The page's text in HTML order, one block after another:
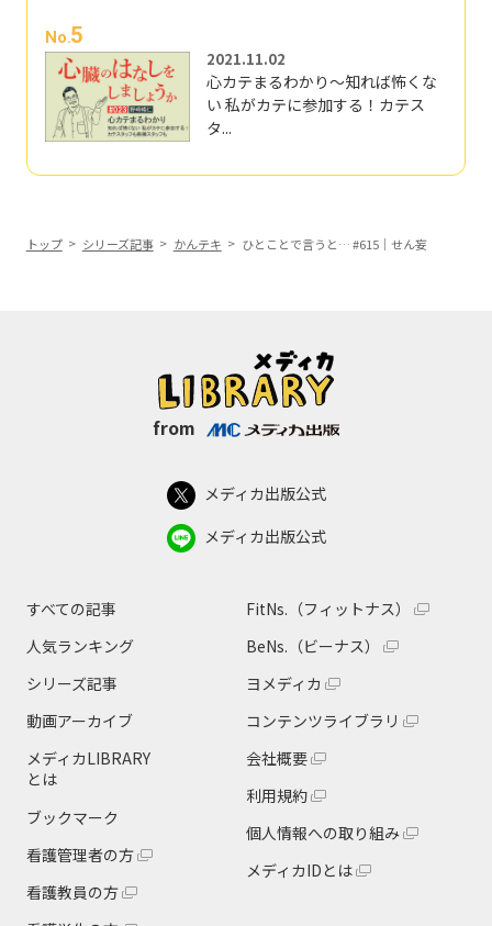
No.5
2021.11.02
心カテまるわかり～知れば怖くな
い 私がカテに参加する！カテス
タ...
トップ シリーズ記事 かんテキ ひとことで言うと… #615｜せん妄
from
メディカ出版公式
メディカ出版公式
すべての記事
人気ランキング
シリーズ記事
動画アーカイブ
メディカLIBRARY
とは
ブックマーク
看護管理者の方
看護教員の方
FitNs.（フィットナス）
BeNs.（ビーナス）
ヨメディカ
コンテンツライブラリ
会社概要
利用規約
個人情報への取り組み
メディカIDとは